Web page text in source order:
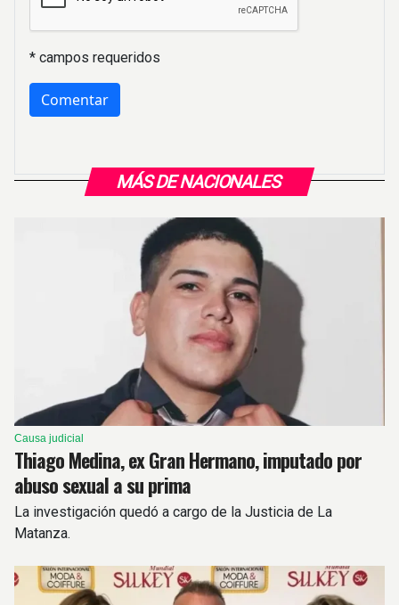
MÁS DE NACIONALES
Causa judicial
Thiago Medina, ex Gran Hermano, imputado por
abuso sexual a su prima
La investigación quedó a cargo de la Justicia de La
Matanza.
* campos requeridos